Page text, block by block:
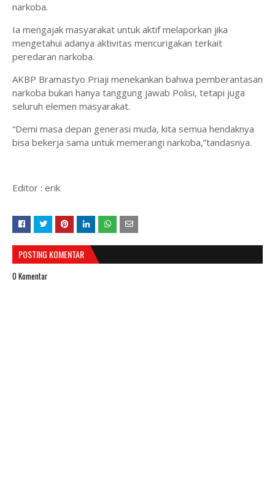
narkoba.
Ia mengajak masyarakat untuk aktif melaporkan jika
mengetahui adanya aktivitas mencurigakan terkait
peredaran narkoba.
AKBP Bramastyo Priaji menekankan bahwa pemberantasan
narkoba bukan hanya tanggung jawab Polisi, tetapi juga
seluruh elemen masyarakat.
“Demi masa depan generasi muda, kita semua hendaknya
bisa bekerja sama untuk memerangi narkoba,”tandasnya.
Editor : erik
POSTING KOMENTAR
0 Komentar